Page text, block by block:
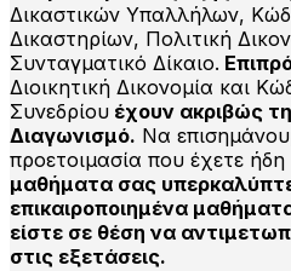
Δικαστικών Υπαλλήλων,
Δικαστηρίων, Πολιτική
Συνταγματικό Δίκαιο.
Διοικητική Δικονομία και
Συνεδρίου έχουν ακριβώς
Διαγωνισμό. Να
προετοιμασία που έχετε ήδη
μαθήματα σας
επικαιροποιημένα
είστε σε θέση να
στις εξετάσεις.